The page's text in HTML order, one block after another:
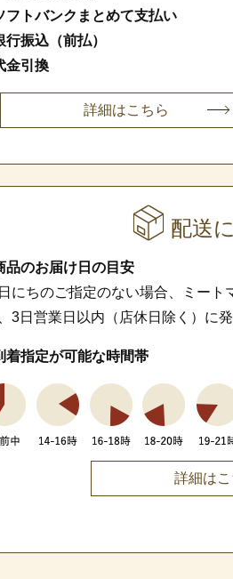
フトバンクまとめて支払い
行振込（前払）
金引換
詳細はこちら
配送
品のお届け日の目安
にちのご指定のない場合、ミート
3日営業日以内（店休日除く）に
着指定が可能な時間帯
詳細はこ